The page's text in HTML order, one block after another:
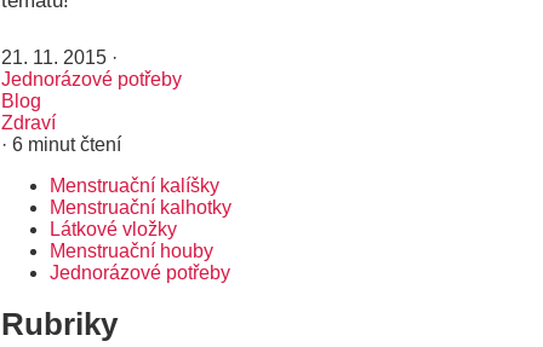
21. 11. 2015 ·
Jednorázové potřeby
Blog
Zdraví
· 6 minut čtení
Rozcestník
Menstruační kalíšky
Menstruační kalhotky
Látkové vložky
Menstruační houby
Jednorázové potřeby
Rubriky